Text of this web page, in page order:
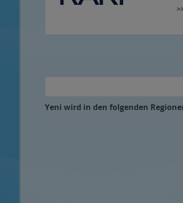
Yeni wird in den folgenden